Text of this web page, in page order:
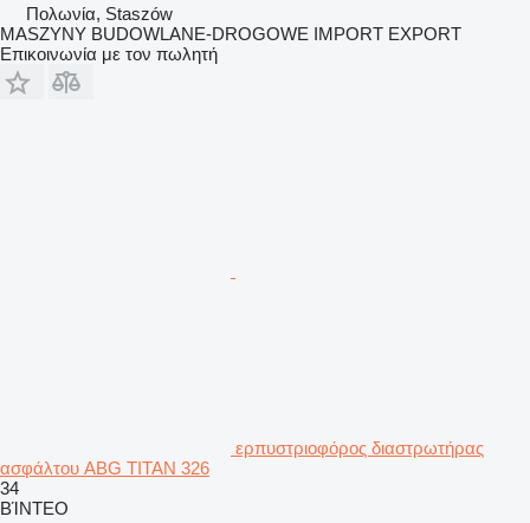
Πολωνία, Staszów
MASZYNY BUDOWLANE-DROGOWE IMPORT EXPORT
Επικοινωνία με τον πωλητή
ερπυστριοφόρος διαστρωτήρας
ασφάλτου ABG TITAN 326
34
ΒΊΝΤΕΟ